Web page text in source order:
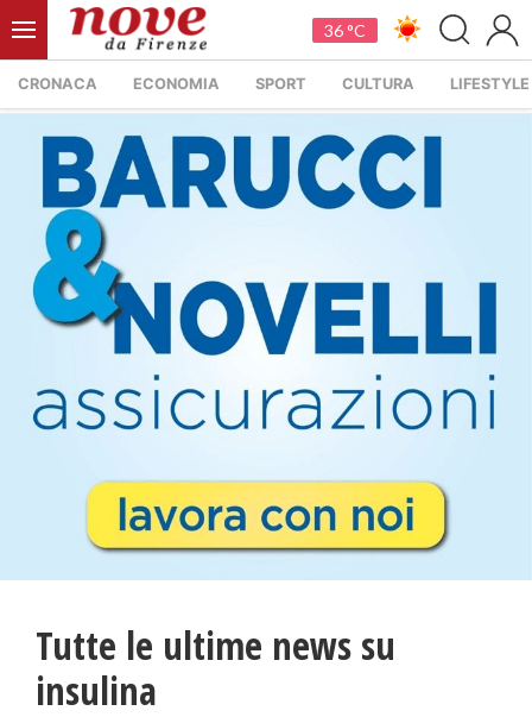
36 °C
CRONACA ECONOMIA SPORT CULTURA LIFESTYLE
Tutte le ultime news su
insulina